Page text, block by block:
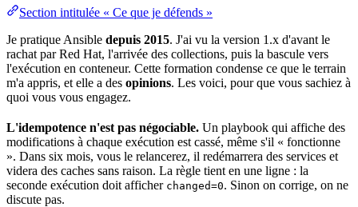
Section intitulée « Ce que je défends »
Je pratique Ansible depuis 2015. J'ai vu la version 1.x d'avant le
rachat par Red Hat, l'arrivée des collections, puis la bascule vers
l'exécution en conteneur. Cette formation condense ce que le terrain
m'a appris, et elle a des opinions. Les voici, pour que vous sachiez à
quoi vous vous engagez.
L'idempotence n'est pas négociable. Un playbook qui affiche des
modifications à chaque exécution est cassé, même s'il « fonctionne
». Dans six mois, vous le relancerez, il redémarrera des services et
videra des caches sans raison. La règle tient en une ligne : la
seconde exécution doit afficher changed=0. Sinon on corrige, on ne
discute pas.